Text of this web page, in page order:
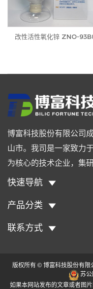
改性活性氧化锌 ZNO-
博富科技股份有限公司
山市。我司是一家致力
为核心的技术企业，集
快速导航
产品分类
联系方式
版权所有 © 博富科技股份有
苏
如果本网站发布的文章或者图